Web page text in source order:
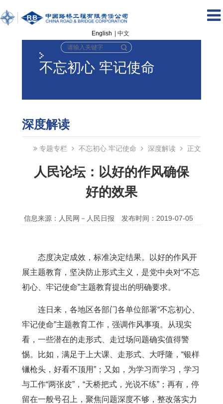
English | 中文
不忘初心 牢记使命
深度解读
专题专栏 不忘初心 牢记使命 深度解读 正文
人民论坛：以好的作风确保
好的效果
信息来源：人民网－人民日报 发布时间：2019-07-05
态度决定成效，标准决定结果。以好的作风开
展主题教育，坚决防止形式主义，是党中央对“不忘
初心、牢记使命”主题教育提出的明确要求。
连日来，各地区各部门各单位部署“不忘初心、
牢记使命”主题教育工作，强调作风事项。从现实
看，一些潜在的走形式、走过场问题确实值得警
惕。比如，满足于上大课、走形式、大呼隆，“银样
镴枪头，好看不顶用”；又如，为学习而学习，学习
与工作“两张皮”，“天桥把式，光说不练”；再有，停
留在一般号召上，聚焦问题深度不够，整改落实力